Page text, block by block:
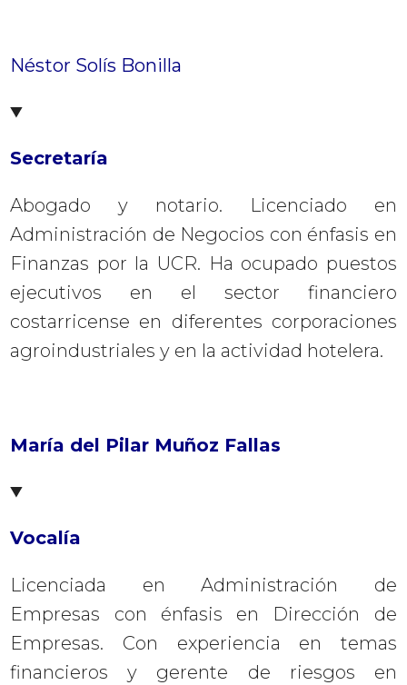
Néstor Solís Bonilla
Secretaría
Abogado y notario. Licenciado en
Administración de Negocios con énfasis en
Finanzas por la UCR. Ha ocupado puestos
ejecutivos en el sector financiero
costarricense en diferentes corporaciones
agroindustriales y en la actividad hotelera.
María del Pilar Muñoz Fallas
Vocalía
Licenciada en Administración de
Empresas con énfasis en Dirección de
Empresas. Con experiencia en temas
financieros y gerente de riesgos en